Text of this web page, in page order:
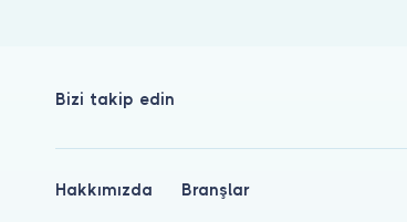
Bizi takip edin
Hakkımızda Branşlar